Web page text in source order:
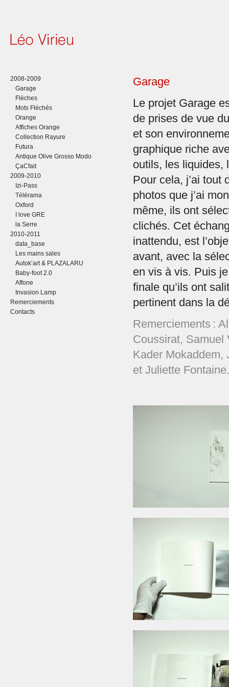
2008-2009
Garage
Flèches
Mots Fléchés
Orange
Affiches Orange
Collection Rayure
Futura
Antique Olive Grosso Modo
ÇaCfait
2009-2010
Izi-Pass
Télérama
Oxford
I love GRE
la Serre
2010-2011
data_base
Les mains sales
Autok’art & PLAZALARU
Baby-foot 2.0
Affone
Invasion Lamp
Remerciements
Contacts
Garage
Le projet Garage
de prises de vue
et son
graphique riche
outils, les
Pour cela, j’ai tout
photos que j’ai
même, ils ont
clichés. Cet
inattendu, est
avant, avec la
en vis à vis. Puis
finale qu’ils ont
pertinent dans la
Remerciements :
Coussirat, Samuel
Kader Mokaddem,
et Juliette Fontaine.